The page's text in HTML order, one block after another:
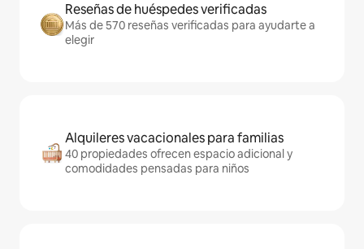
Reseñas de huéspedes verificadas
Más de 570 reseñas verificadas para ayudarte a
elegir
Alquileres vacacionales para familias
40 propiedades ofrecen espacio adicional y
comodidades pensadas para niños